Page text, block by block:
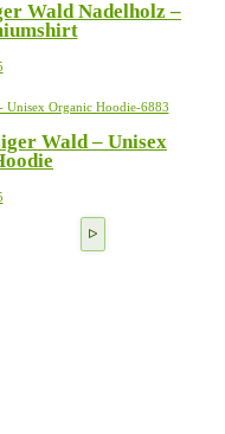
gewählt
werden
Varianten
auf.
auf
Produktseite
gewählt
Wald Nadelholz –
Dieses
weist
Varianten
auf.
Optionen
Wald – Unisex
Dieses